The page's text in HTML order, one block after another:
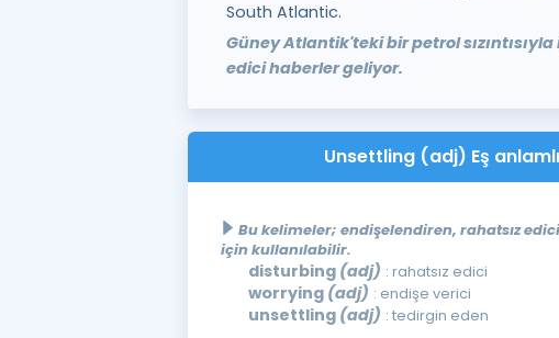
South Atlantic.
Güney Atlantik'teki bir petrol
edici haberler geliyor.
Unsettling (adj) Eş
Bu kelimeler; endişelendiren, rahatsız
için kullanılabilir.
disturbing (adj) : rahatsız edici
worrying (adj) : endişe verici
unsettling (adj) : tedirgin eden